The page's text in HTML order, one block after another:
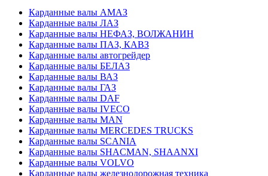
Карданные валы АМАЗ
Карданные валы ЛАЗ
Карданные валы НЕФАЗ, ВОЛЖАНИН
Карданные валы ПАЗ, КАВЗ
Карданные валы автогрейдер
Карданные валы БЕЛАЗ
Карданные валы ВАЗ
Карданные валы ГАЗ
Карданные валы DAF
Карданные валы IVECO
Карданные валы MAN
Карданные валы MERCEDES TRUCKS
Карданные валы SCANIA
Карданные валы SHACMAN, SHAANXI
Карданные валы VOLVO
Карданные валы железнодорожная техника